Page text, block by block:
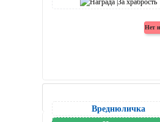
Вреднюличка